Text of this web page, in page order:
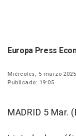
Europa Press
Miércoles, 5 marzo 2025
Publicado: 19:05
MADRID 5 Mar.